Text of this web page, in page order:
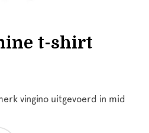
t-shirt
vingino uitgevoerd in mid